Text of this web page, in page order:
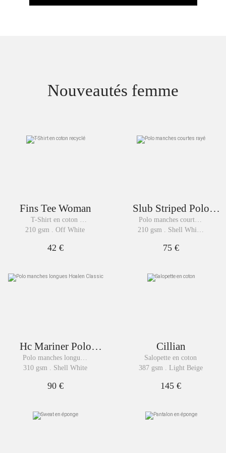
Nouveautés femme
Fins Tee Woman
T-Shirt en coton
recyclé
210 gsm . Off White
42 €
Slub Striped Polo
Woman
Polo manches courtes
rayé
210 gsm . Shell White
75 €
Hc Mariner Polo
Woman
Polo manches longues
Hoalen Classic
310 gsm . Shell White
90 €
Cillian
Salopette en coton
387 gsm . Light Beige
145 €